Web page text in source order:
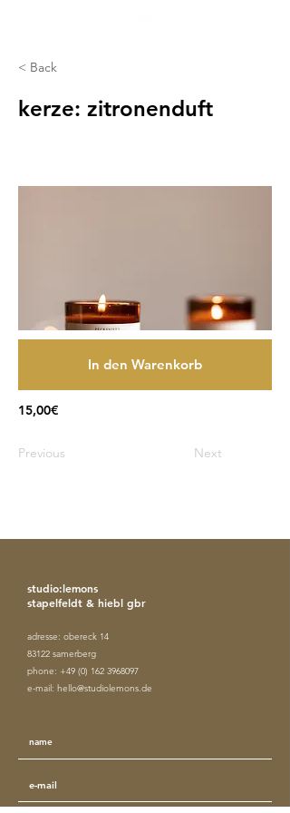
< Back
kerze: zitronenduft
In den Warenkorb
15,00€
Previous Next
studio:lemons
stapelfeldt & hiebl gbr
adresse: obereck 14
83122 samerberg
phone: +49 (0) 162 3968097
e-mail: hello@studiolemons.de